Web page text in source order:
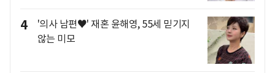
4
'의사 남편♥' 재혼 윤해영, 55세 믿기지
않는 미모